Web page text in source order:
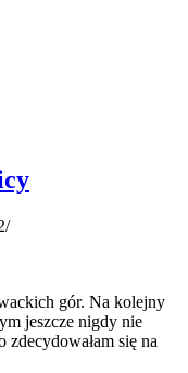
gór. Na kolejny
jeszcze nigdy nie
się na